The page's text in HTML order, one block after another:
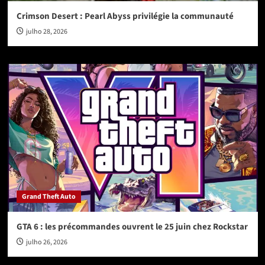
Crimson Desert : Pearl Abyss privilégie la communauté
julho 28, 2026
Grand Theft Auto
GTA 6 : les précommandes ouvrent le 25 juin chez Rockstar
julho 26, 2026